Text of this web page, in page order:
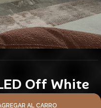
Off White
AL CARRO